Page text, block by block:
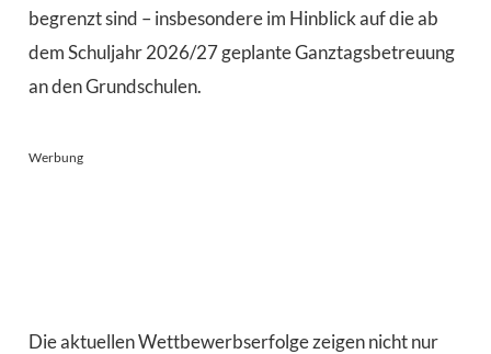
begrenzt sind – insbesondere im Hinblick auf die ab
dem Schuljahr 2026/27 geplante Ganztagsbetreuung
an den Grundschulen.
Werbung
Die aktuellen Wettbewerbserfolge zeigen nicht nur